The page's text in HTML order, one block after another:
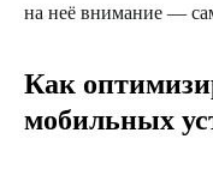
на неё внимание —
Как
мобильных